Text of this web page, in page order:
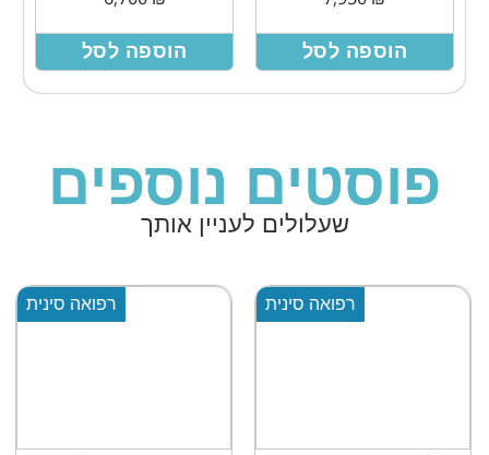
הוספה לסל הוספה לסל
פוסטים נוספים
שעלולים לעניין אותך
רפואה סינית רפואה סינית